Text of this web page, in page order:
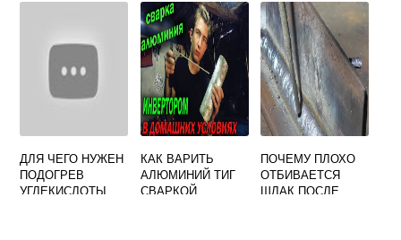
АУСТЕНИТНЫХ
СТАЛЕЙ
СВАРКИ
ДЛЯ ЧЕГО НУЖЕН
ПОДОГРЕВ
УГЛЕКИСЛОТЫ
КАК ВАРИТЬ
АЛЮМИНИЙ ТИГ
СВАРКОЙ
ПОЧЕМУ ПЛОХО
ОТБИВАЕТСЯ
ШЛАК ПОСЛЕ